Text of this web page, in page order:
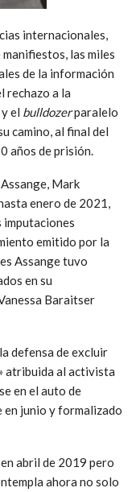
internacionales,
las miles
de la información
rechazo a la
el bulldozerparalelo
camino, al final del
años de prisión.
Mark
enero de 2021,
imputaciones
emitido por la
Assange tuvo
en su
Baraitser
defensa de excluir
atribuida al activista
en el auto de
junio y formalizado
abril de 2019 pero
ahora no solo